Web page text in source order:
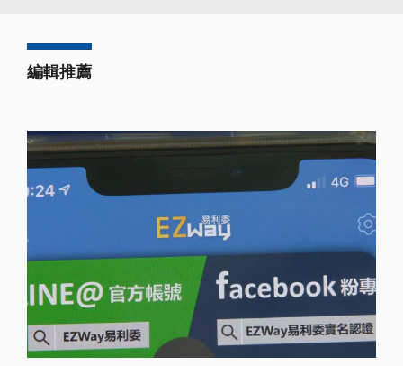
編輯推薦